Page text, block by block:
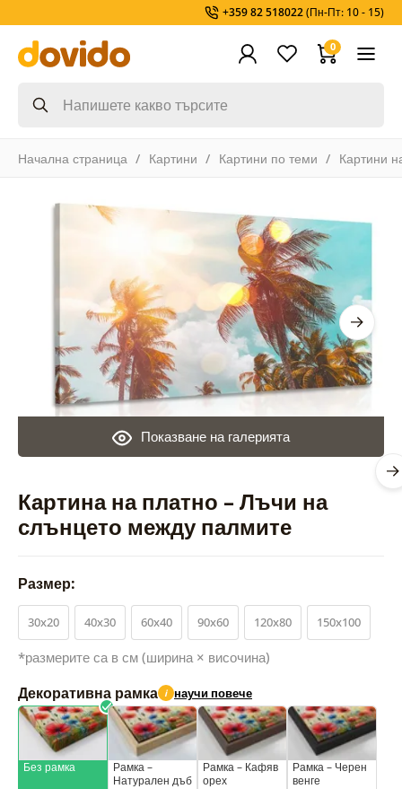
+359 82 518022(Пн-Пт: 10 - 15)
0
Начална страница Картини Картини по теми Картини
Картина на платно – Лъчи на
слънцето между палмите
Показване на галерията
Размер:
30x20 40x30 60x40 90x60 120x80 150x100
*размерите са в см (ширина × височина)
Декоративна рамка i научи повече
Без рамка
Рамка –
Натурален дъб
Рамка – Кафяв
орех
Рамка – Черен
венге